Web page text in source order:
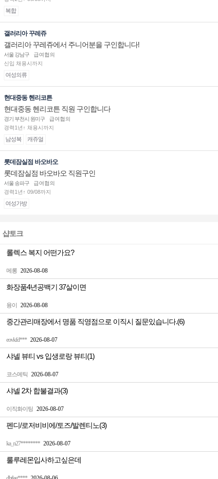
복합
갤러리아 꾸레쥬
갤러리아 꾸레쥬에서 주니어분을 구인합니다!
서울 강남구
급여협의
신입 채용시까지
여성의류
현대중동 헨리코튼
현대중동 헨리코튼 직원 구인합니다
경기 부천시 원미구
급여협의
경력1년↑ 채용시까지
남성복 캐쥬얼
롯데잠실점 바오바오
롯데잠실점 바오바오 직원구인
서울 송파구
급여협의
경력1년↑ 09/08까지
여성가방
샵토크
메롱 2026-08-08
롤렉스 복지 어떤가요?
융이 2026-08-08
화장품4년공백기 37살이면
eovkfd*** 2026-08-07
중간관리매장에서 명품 직영점으로 이직시 질문있습니다.(6)
코스메틱 2026-08-07
샤넬 뷰티 vs 입생로랑 뷰티(1)
이직화이팅 2026-08-07
샤넬 2차 합불결과(3)
ka_n27******** 2026-08-07
펜디/로저비비에/토즈/발렌티노(3)
룰루레몬입사하고싶은데